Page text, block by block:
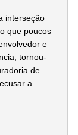
interseção
que poucos
e
tornou-
de
a